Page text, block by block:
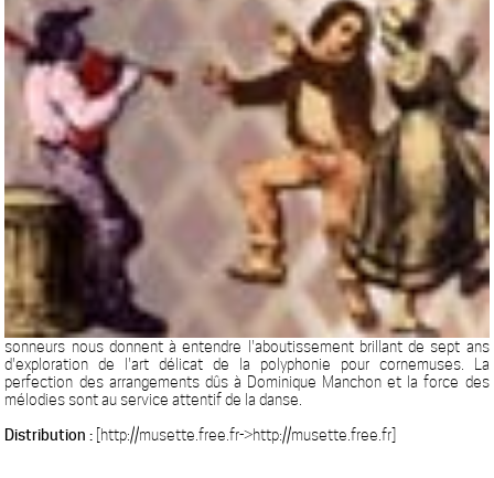
sonneurs nous donnent à entendre l'aboutissement brillant de sept ans
d'exploration de l'art délicat de la polyphonie pour cornemuses. La
perfection des arrangements dûs à Dominique Manchon et la force des
mélodies sont au service attentif de la danse.
Distribution : [http://musette.free.fr->http://musette.free.fr]